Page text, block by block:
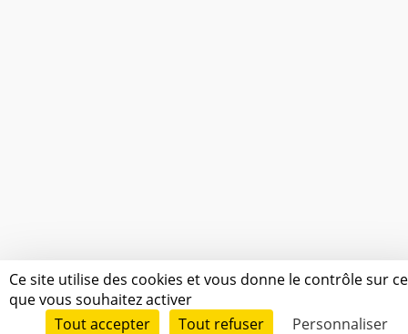
Ce site utilise des cookies et vous donne le contrôle sur
que vous souhaitez activer
Tout accepter
Tout refuser Personnaliser